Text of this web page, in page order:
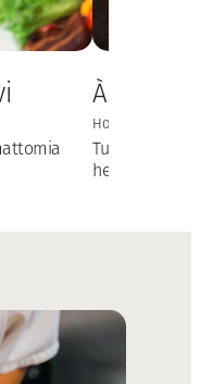
À la
Hotel Levi
Tule
hetkiä